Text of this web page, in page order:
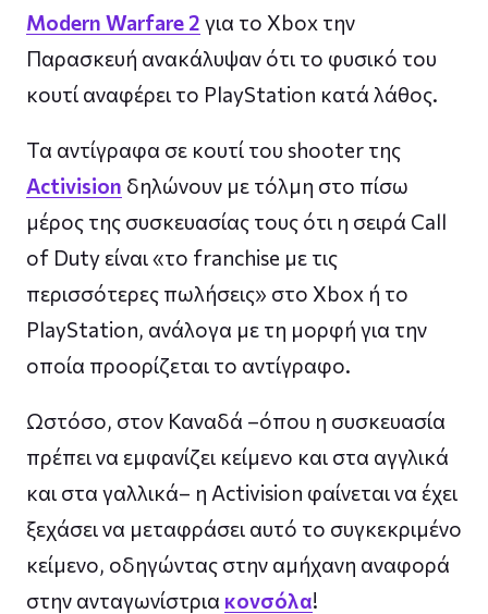
Modern Warfare 2 για το Xbox την
Παρασκευή ανακάλυψαν ότι το φυσικό του
κουτί αναφέρει το PlayStation κατά λάθος.
Τα αντίγραφα σε κουτί του shooter της
Activision δηλώνουν με τόλμη στο πίσω
μέρος της συσκευασίας τους ότι η σειρά Call
of Duty είναι «το franchise με τις
περισσότερες πωλήσεις» στο Xbox ή το
PlayStation, ανάλογα με τη μορφή για την
οποία προορίζεται το αντίγραφο.
Ωστόσο, στον Καναδά –όπου η συσκευασία
πρέπει να εμφανίζει κείμενο και στα αγγλικά
και στα γαλλικά– η Activision φαίνεται να έχει
ξεχάσει να μεταφράσει αυτό το συγκεκριμένο
κείμενο, οδηγώντας στην αμήχανη αναφορά
στην ανταγωνίστρια κονσόλα!